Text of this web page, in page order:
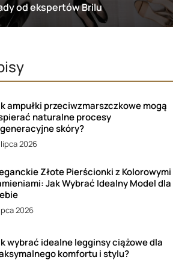
od ekspertów Brilu
ampułki przeciwzmarszczkowe mogą
naturalne procesy
skóry?
2026
Złote Pierścionki z Kolorowymi
Jak Wybrać Idealny Model dla
2026
wybrać idealne legginsy ciążowe dla
komfortu i stylu?